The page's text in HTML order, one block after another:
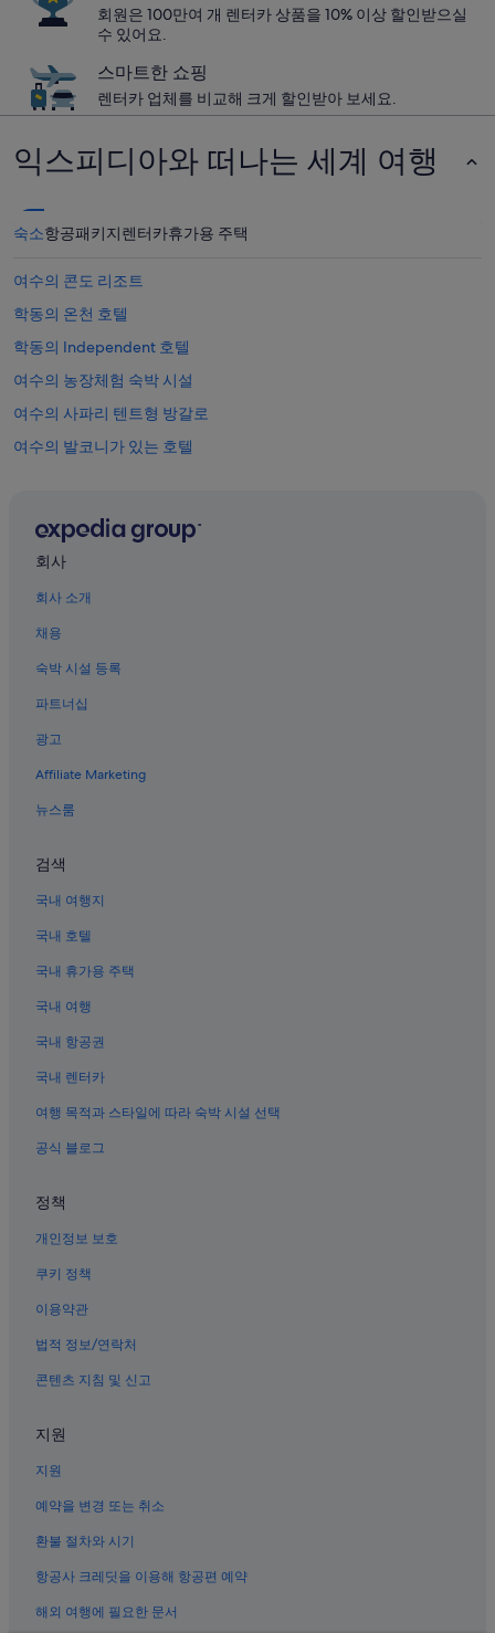
회원은 100만여 개 렌터카 상품을 10% 이상 할인받으실
수 있어요.
스마트한 쇼핑
렌터카 업체를 비교해 크게 할인받아 보세요.
익스피디아와 떠나는 세계 여행
숙소항공패키지렌터카휴가용 주택
여수의 콘도 리조트
학동의 온천 호텔
학동의 Independent 호텔
여수의 농장체험 숙박 시설
여수의 사파리 텐트형 방갈로
여수의 발코니가 있는 호텔
여수의 캐러밴 파크
여수의 워터파크 호텔
여수의 바닷가 호텔
학동의 바닷가 호텔
여수의 온천 호텔
여수의 타운하우스
여수의 금연 호텔
여수의 반려동물 동반 가능 호텔
여수의 Independent 호텔
여수의 해변 호텔
여수의 로지
학동의 4성급 호텔
여수의 캡슐 호텔
여수의 스파가 있는 리조트 및 호텔
여수의 간이 주방이 있는 호텔
여수의 온수 욕조가 있는 호텔
여수의 하우스보트
여수의 수영장이 있는 호텔
여수 호텔
여수의 호스텔
여수의 컨트리하우스
여수의 5성급 호텔
여수의 가족 여행 호텔
여수의 홀리데이 파크
여수의 펜션
여수의 개인 별장
여수의 2성급 호텔
여수의 웨딩 호텔
회사
회사 소개
채용
숙박 시설 등록
파트너십
광고
Affiliate Marketing
뉴스룸
검색
국내 여행지
국내 호텔
국내 휴가용 주택
국내 여행
국내 항공권
국내 렌터카
여행 목적과 스타일에 따라 숙박 시설 선택
공식 블로그
정책
개인정보 보호
쿠키 정책
이용약관
법적 정보/연락처
콘텐츠 지침 및 신고
지원
지원
예약을 변경 또는 취소
환불 절차와 시기
항공사 크레딧을 이용해 항공편 예약
해외 여행에 필요한 문서